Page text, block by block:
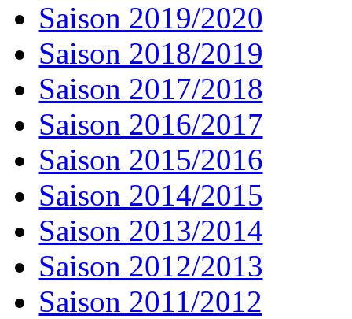
Saison 2019/2020
Saison 2018/2019
Saison 2017/2018
Saison 2016/2017
Saison 2015/2016
Saison 2014/2015
Saison 2013/2014
Saison 2012/2013
Saison 2011/2012